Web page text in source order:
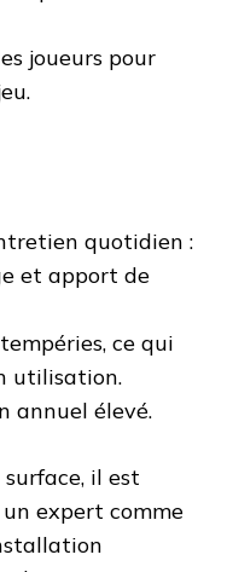
joueurs pour
quotidien :
et apport de
ce qui
utilisation.
annuel élevé.
il est
expert comme